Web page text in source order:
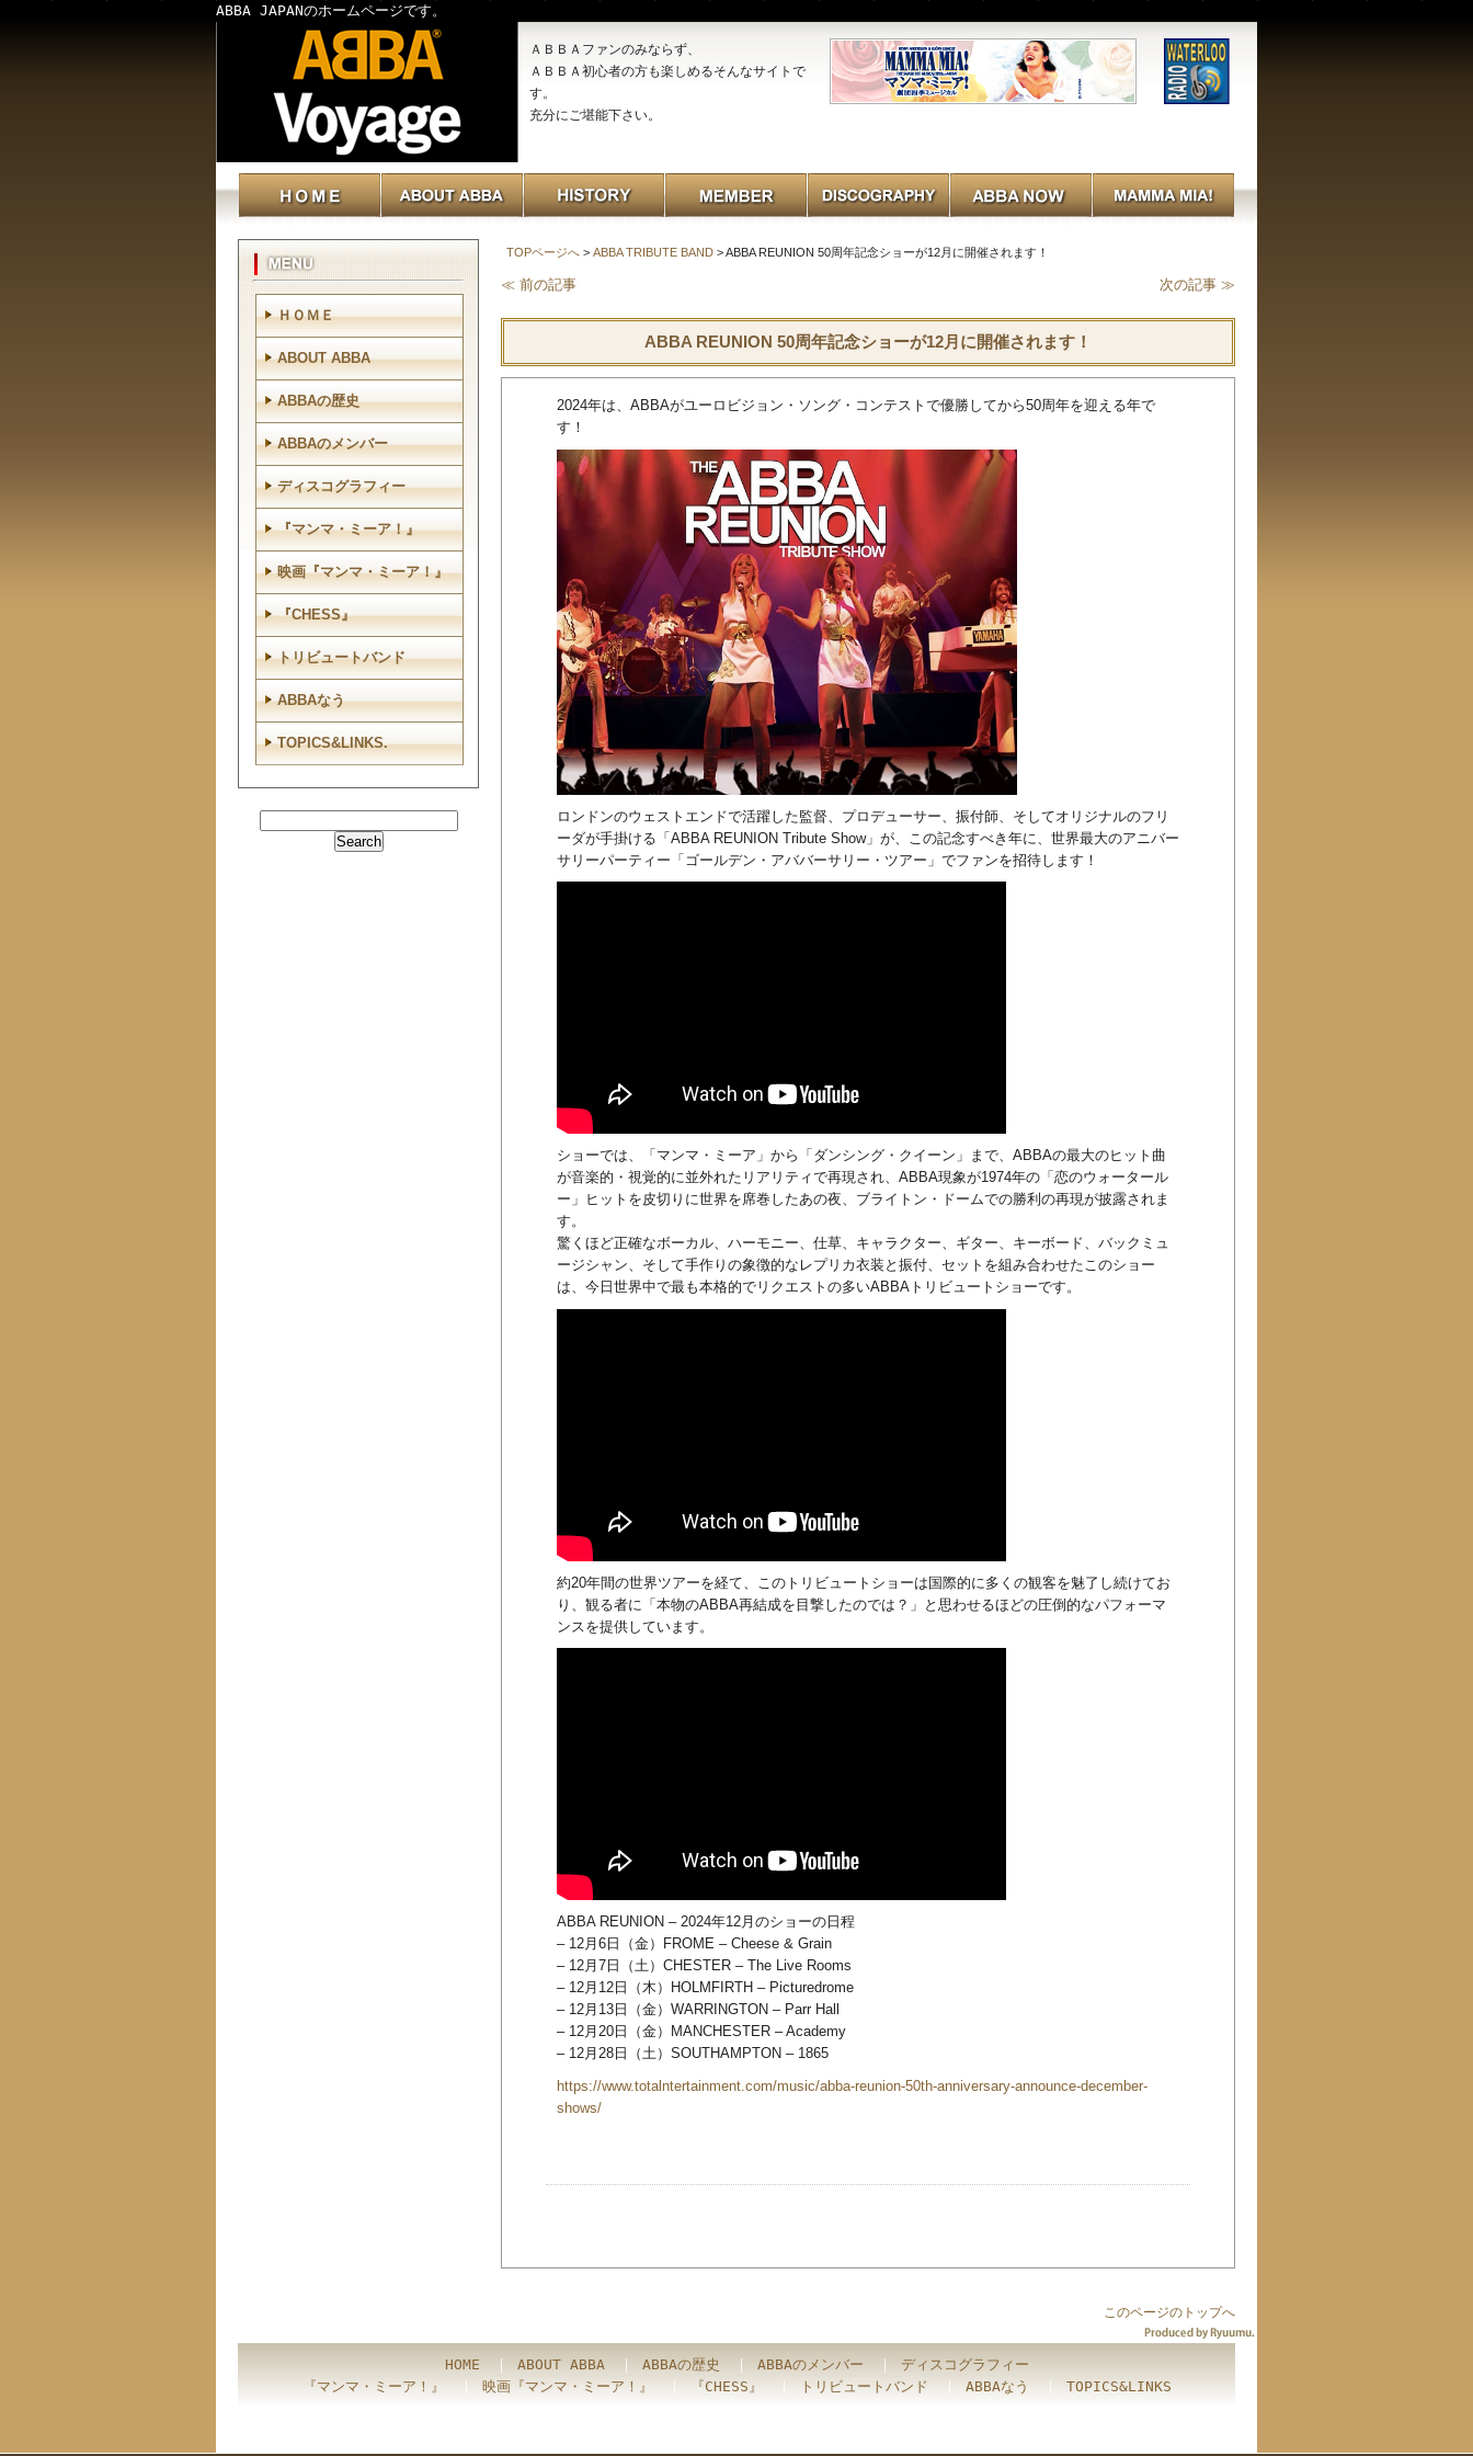
ABBA JAPANのホームページです。
ＡＢＢＡファンのみならず、
ＡＢＢＡ初心者の方も楽しめるそんなサイトで
す。
充分にご堪能下さい。
TOPページへ > ABBA TRIBUTE BAND > ABBA REUNION 50周年記念ショーが12月に開催されます！
≪ 前の記事 次の記事 ≫
ABBA REUNION 50周年記念ショーが12月に開催されます！
2024年は、ABBAがユーロビジョン・ソング・コンテストで優勝してから50周年を迎える年で
す！
ロンドンのウェストエンドで活躍した監督、プロデューサー、振付師、そしてオリジナルのフリ
ーダが手掛ける「ABBA REUNION Tribute Show」が、この記念すべき年に、世界最大のアニバー
サリーパーティー「ゴールデン・アババーサリー・ツアー」でファンを招待します！
ショーでは、「マンマ・ミーア」から「ダンシング・クイーン」まで、ABBAの最大のヒット曲
が音楽的・視覚的に並外れたリアリティで再現され、ABBA現象が1974年の「恋のウォータール
ー」ヒットを皮切りに世界を席巻したあの夜、ブライトン・ドームでの勝利の再現が披露されま
す。
驚くほど正確なボーカル、ハーモニー、仕草、キャラクター、ギター、キーボード、バックミュ
ージシャン、そして手作りの象徴的なレプリカ衣装と振付、セットを組み合わせたこのショー
は、今日世界中で最も本格的でリクエストの多いABBAトリビュートショーです。
約20年間の世界ツアーを経て、このトリビュートショーは国際的に多くの観客を魅了し続けてお
り、観る者に「本物のABBA再結成を目撃したのでは？」と思わせるほどの圧倒的なパフォーマ
ンスを提供しています。
ABBA REUNION – 2024年12月のショーの日程
– 12月6日（金）FROME – Cheese & Grain
– 12月7日（土）CHESTER – The Live Rooms
– 12月12日（木）HOLMFIRTH – Picturedrome
– 12月13日（金）WARRINGTON – Parr Hall
– 12月20日（金）MANCHESTER – Academy
– 12月28日（土）SOUTHAMPTON – 1865
https://www.totalntertainment.com/music/abba-reunion-50th-anniversary-announce-december-
shows/
このページのトップへ
ＨＯＭＥ
ABOUT ABBA
ABBAの歴史
ABBAのメンバー
ディスコグラフィー
『マンマ・ミーア！』
映画『マンマ・ミーア！』
『CHESS』
トリビュートバンド
ABBAなう
TOPICS&LINKS.
HOME ｜ ABOUT ABBA ｜ ABBAの歴史 ｜ ABBAのメンバー ｜
ディスコグラフィー
『マンマ・ミーア！』
｜ 映画『マンマ・ミーア！』 ｜ 『CHESS』 ｜ トリビュートバンド ｜ ABBAなう ｜ TOPICS&LINKS